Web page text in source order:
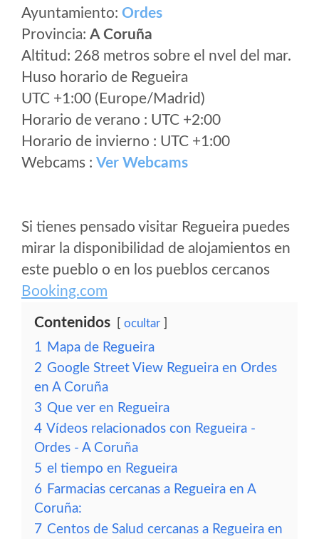
Ayuntamiento: Ordes
Provincia: A Coruña
Altitud: 268 metros sobre el nvel del mar.
Huso horario de Regueira
UTC +1:00 (Europe/Madrid)
Horario de verano : UTC +2:00
Horario de invierno : UTC +1:00
Webcams : Ver Webcams
Si tienes pensado visitar Regueira puedes
mirar la disponibilidad de alojamientos en
este pueblo o en los pueblos cercanos
Booking.com
Contenidos ocultar
1 Mapa de Regueira
2 Google Street View Regueira en Ordes
en A Coruña
3 Que ver en Regueira
4 Vídeos relacionados con Regueira -
Ordes - A Coruña
5 el tiempo en Regueira
6 Farmacias cercanas a Regueira en A
Coruña:
7 Centos de Salud cercanas a Regueira en